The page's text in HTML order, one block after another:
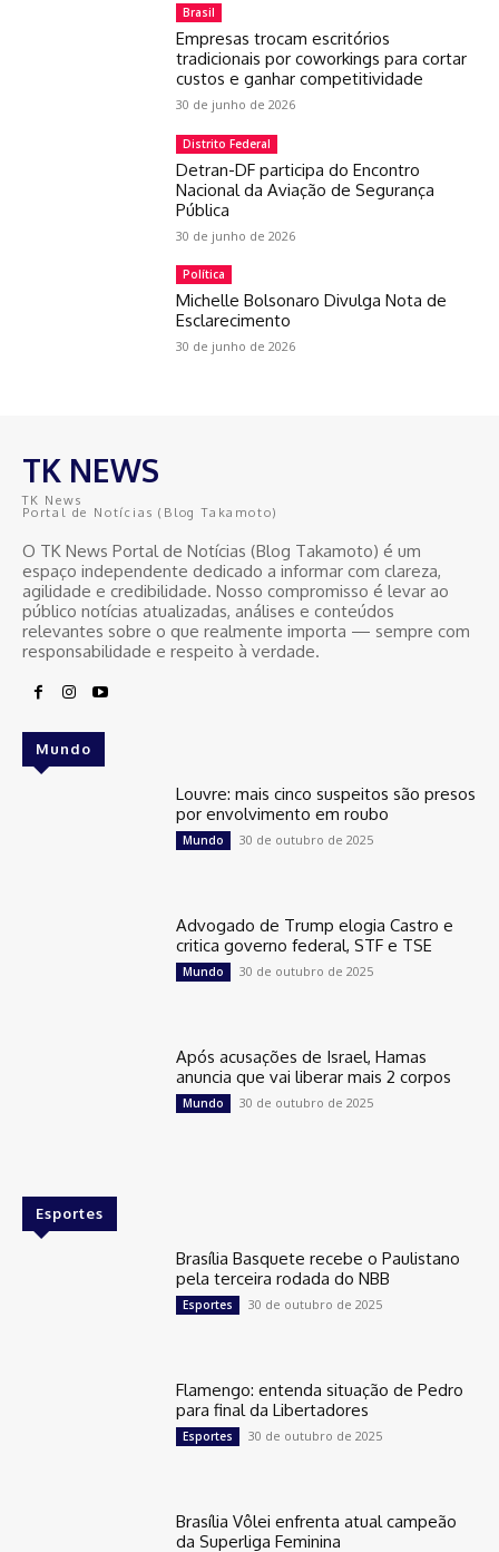
Brasil
Empresas trocam escritórios
tradicionais por coworkings para cortar
custos e ganhar competitividade
30 de junho de 2026
Distrito Federal
Detran-DF participa do Encontro
Nacional da Aviação de Segurança
Pública
30 de junho de 2026
Política
Michelle Bolsonaro Divulga Nota de
Esclarecimento
30 de junho de 2026
TK NEWS
TK News
Portal de Notícias (Blog Takamoto)
O TK News Portal de Notícias (Blog Takamoto) é um
espaço independente dedicado a informar com clareza,
agilidade e credibilidade. Nosso compromisso é levar ao
público notícias atualizadas, análises e conteúdos
relevantes sobre o que realmente importa — sempre com
responsabilidade e respeito à verdade.
Mundo
Louvre: mais cinco suspeitos são presos
por envolvimento em roubo
Mundo 30 de outubro de 2025
Advogado de Trump elogia Castro e
critica governo federal, STF e TSE
Mundo 30 de outubro de 2025
Após acusações de Israel, Hamas
anuncia que vai liberar mais 2 corpos
Mundo 30 de outubro de 2025
Esportes
Brasília Basquete recebe o Paulistano
pela terceira rodada do NBB
Esportes 30 de outubro de 2025
Flamengo: entenda situação de Pedro
para final da Libertadores
Esportes 30 de outubro de 2025
Brasília Vôlei enfrenta atual campeão
da Superliga Feminina